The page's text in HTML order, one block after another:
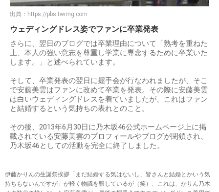
出典： https://pbs.twimg.com
ウェディングドレス姿でファンに卒業発表
さらに、翌日のブログでは卒業理由について「熟考を重ねた
上、本人の強い意志を尊重し学業に専念するために卒業いた
します。」と述べられています。
そして、卒業発表の翌日に握手会が行なわれましたが、そこ
で安藤美雲はファンに改めて卒業を発表。その際に安藤美雲
は白いウェディングドレスを着ていましたが、これはファン
と結婚するという気持ちの表れとのこと。
その後、2013年6月30日に乃木坂46公式ホームページ上に掲
載されている安藤美雲のプロフィールやブログが閉鎖され、
乃木坂46としての活動を完全に終了しました。
伊藤かりんの生誕祭挨拶「まだ結婚する気はないし、皆さんと結婚とかいう気
持ちもないんですが」が軽く物議を醸しているが（笑）、これは、かりん乃木